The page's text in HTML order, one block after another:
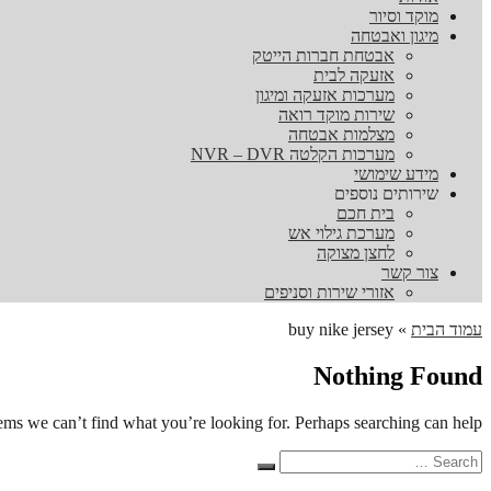
מוקד וסיור
מיגון ואבטחה
אבטחת חברות הייטק
אזעקה לבית
מערכות אזעקה ומיגון
שירות מוקד רואה
מצלמות אבטחה
מערכות הקלטה NVR – DVR
מידע שימושי
שירותים נוספים
בית חכם
מערכת גילוי אש
לחצן מצוקה
צור קשר
אזורי שירות וסניפים
עמוד הבית »
buy nike jersey
Nothing Found
we can’t find what you’re looking for. Perhaps searching can help.
Search
for:
Search